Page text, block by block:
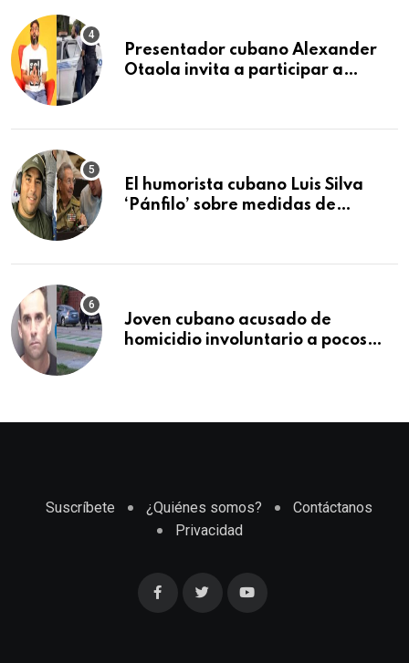
Presentador cubano Alexander
Otaola invita a participar a
que lo detuvo durante una
El humorista cubano Luis Silva
‘Pánfilo’ sobre medidas de
Joven cubano acusado de
homicidio involuntario a pocos
Suscríbete ¿Quiénes somos?
Contáctanos
Privacidad